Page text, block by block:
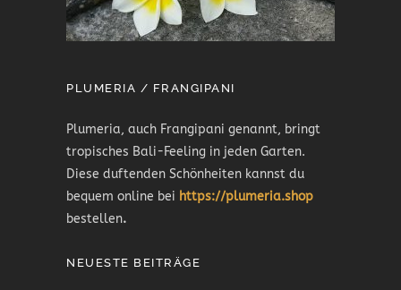
PLUMERIA / FRANGIPANI
Plumeria, auch Frangipani genannt, bringt
tropisches Bali-Feeling in jeden Garten.
Diese duftenden Schönheiten kannst du
bequem online bei https://plumeria.shop
bestellen.
NEUESTE BEITRÄGE